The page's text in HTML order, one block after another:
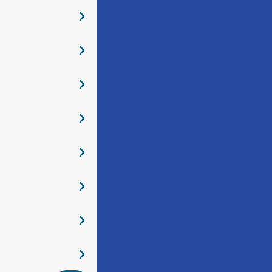
󰅂
󰅂
󰅂
󰅂
󰅂
󰅂
󰅂
󰅂